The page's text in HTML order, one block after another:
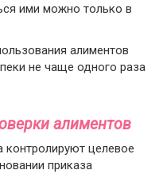
ими можно только в
алиментов
не чаще одного раза
алиментов
контролируют целевое
приказа